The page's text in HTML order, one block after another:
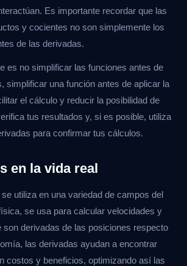
Es importante recordar que las
y cocientes no son simplemente los
de las derivadas.
es no simplificar las funciones antes de
simplificar una función antes de aplicar la
el cálculo y reducir la posibilidad de
tus resultados y, si es posible, utiliza
para confirmar tus cálculos.
en la vida real
utiliza en una variedad de campos del
se usa para calcular velocidades y
son derivadas de las posiciones respecto
las derivadas ayudan a encontrar
costos y beneficios, optimizando así las